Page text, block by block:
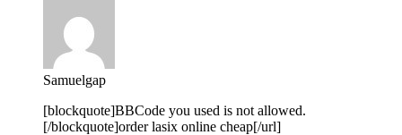
Samuelgap
[blockquote]BBCode you used is not allowed.
[/blockquote]order lasix online cheap[/url]